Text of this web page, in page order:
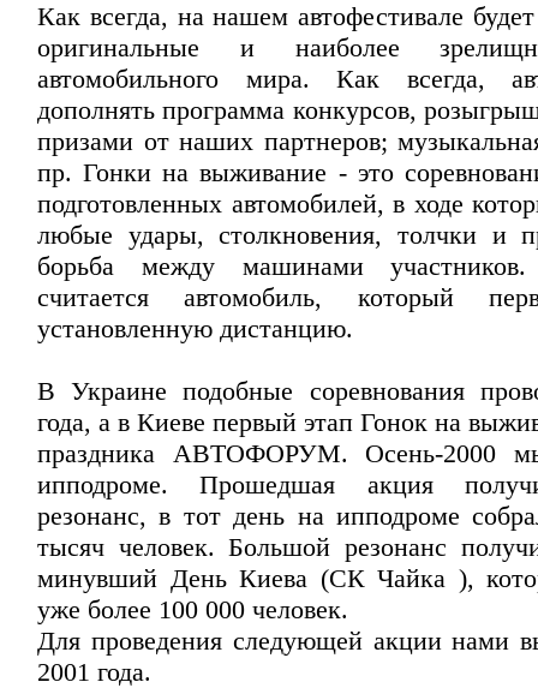
Как всегда, на нашем автофестивале
оригинальные и наиболее
автомобильного мира. Как всегда,
дополнять программа конкурсов,
призами от наших партнеров;
пр. Гонки на выживание - это
подготовленных автомобилей, в ходе
любые удары, столкновения, толчки и
борьба между машинами
считается автомобиль, который
установленную дистанцию.
В Украине подобные соревнования
года, а в Киеве первый этап Гонок на
праздника АВТОФОРУМ. Осень-2000
ипподроме. Прошедшая акция
резонанс, в тот день на ипподроме
тысяч человек. Большой резонанс
минувший День Киева (СК Чайка ),
уже более 100 000 человек.
Для проведения следующей акции нами
2001 года.